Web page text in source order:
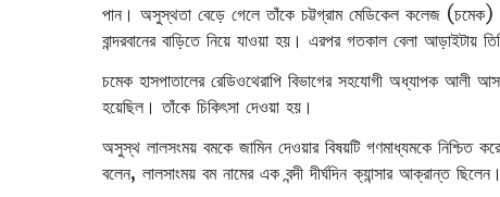
পান। অসুস্থতা বেড়ে গেলে তাঁকে চট্টগ্রাম মেডিকেল কলেজ (চমেক)
বান্দরবানের বাড়িতে নিয়ে যাওয়া হয়। এরপর গতকাল বেলা আড়াইটায়
চমেক হাসপাতালের রেডিওথেরাপি বিভাগের সহযোগী অধ্যাপক আলী
হয়েছিল। তাঁকে চিকিৎসা দেওয়া হয়।
অসুস্থ লালসংময় বমকে জামিন দেওয়ার বিষয়টি গণমাধ্যমকে নিশ্চিত
বলেন, লালসাংময় বম নামের এক বন্দী দীর্ঘদিন ক্যান্সার আক্রান্ত